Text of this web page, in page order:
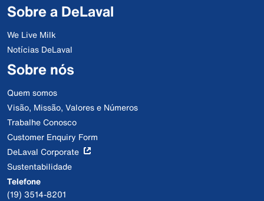
Sobre a DeLaval
We Live Milk
Notícias DeLaval
Sobre nós
Quem somos
Visão, Missão, Valores e Números
Trabalhe Conosco
Customer Enquiry Form
DeLaval Corporate
Sustentabilidade
Telefone
(19) 3514-8201